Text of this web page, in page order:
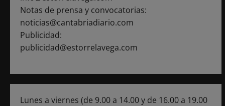
Notas de prensa y convocatorias:
noticias@cantabriadiario.com
Publicidad:
publicidad@estorrelavega.com
Lunes a viernes (de 9.00 a 14.00 y de 16.00 a 19.00